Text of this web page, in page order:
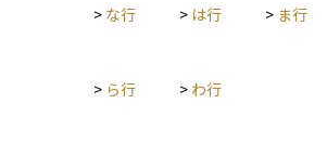
> な行 > は行 > ま行
> ら行 > わ行